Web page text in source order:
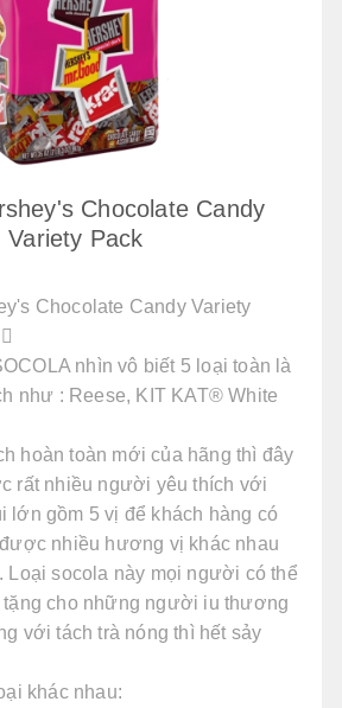
Chocolate Candy
Variety Pack
Chocolate Candy Variety
nhìn vô biết 5 loại toàn là
như : Reese, KIT KAT® White
hoàn toàn mới của hãng thì đây
rất nhiều người yêu thích với
lớn gồm 5 vị để khách hàng có
nhiều hương vị khác nhau
Loại socola này mọi người có thể
tặng cho những người iu thương
với tách trà nóng thì hết sảy
khác nhau: